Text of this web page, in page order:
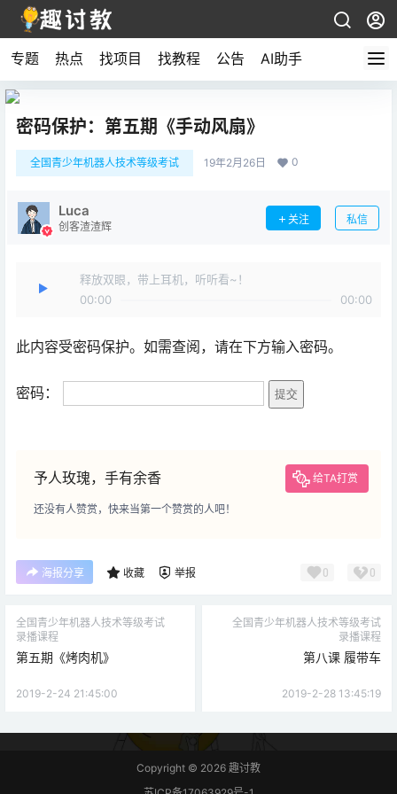
专题 热点 找项目 找教程 公告 AI助手
密码保护：第五期《手动风扇》
全国青少年机器人技术等级考试 19年2月26日 0
Luca
创客渣渣辉
关注 私信
释放双眼，带上耳机，听听看~！
00:00
00:00
此内容受密码保护。如需查阅，请在下方输入密码。
密码：
予人玫瑰，手有余香 给TA打赏
还没有人赞赏，快来当第一个赞赏的人吧！
海报分享 收藏 举报 0 0
全国青少年机器人技术等级考试
录播课程
第五期《烤肉机》
2019-2-24 21:45:00
全国青少年机器人技术等级考试
录播课程
第八课 履带车
2019-2-28 13:45:19
Copyright © 2026 趣讨教